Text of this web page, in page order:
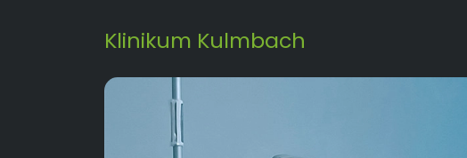
Klinikum Kulmbach